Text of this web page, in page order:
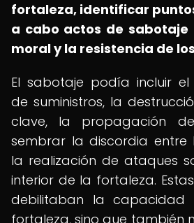
fortaleza, identificar
a cabo actos de sabotaje
moral y la resistencia de
El sabotaje podía incluir el
de suministros, la
clave, la propagación
sembrar la discordia entre
la realización de ataques
interior de la fortaleza.
debilitaban la capacidad
fortaleza, sino que también